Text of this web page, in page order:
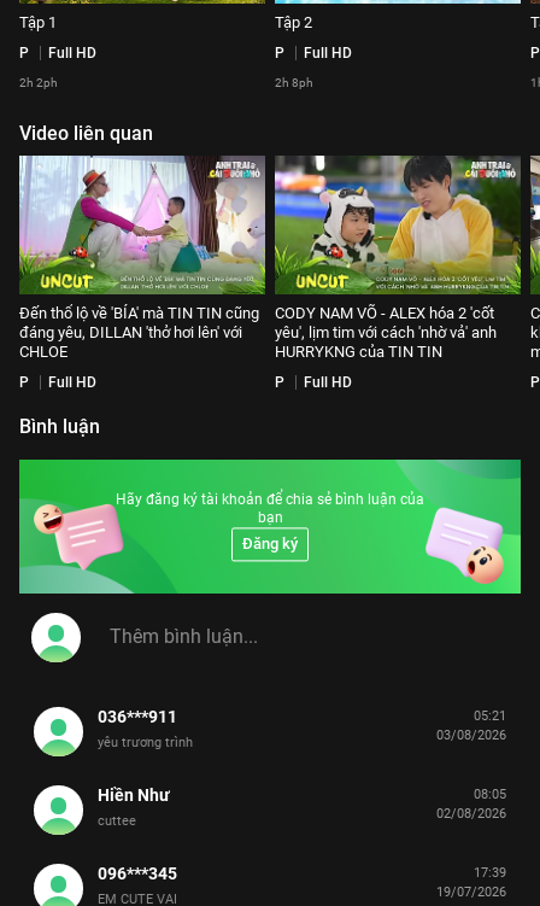
Tập 1
P Full HD
2h 2ph
Tập 2
P Full HD
2h 8ph
P
Video liên quan
Đến thổ lộ về 'BÍA' mà TIN TIN cũng
đáng yêu, DILLAN 'thở hơi lên' với
CHLOE
P Full HD
CODY NAM VÕ - ALEX hóa 2 'cốt
yêu', lịm tim với cách 'nhờ vả' anh
HURRYKNG của TIN TIN
P Full HD P
Bình luận
Hãy đăng ký tài khoản để chia sẻ bình luận của
bạn
Đăng ký
036***911
yêu trương trình
05:21
03/08/2026
Hiền Như
cuttee
08:05
02/08/2026
096***345
EM CUTE VAI
17:39
19/07/2026